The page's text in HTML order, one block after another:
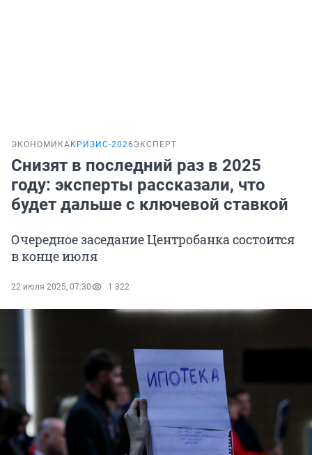
ЭКОНОМИКА КРИЗИС-2026ЭКСПЕРТ
Снизят в последний раз в 2025
году: эксперты рассказали, что
будет дальше с ключевой ставкой
Очередное заседание Центробанка состоится
в конце июля
22 июля 2025, 07:30 1 322